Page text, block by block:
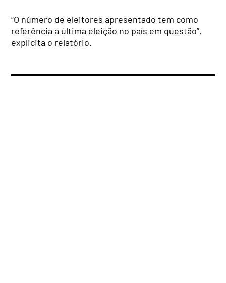
“O número de eleitores apresentado tem como
referência a última eleição no país em questão”,
explicita o relatório.